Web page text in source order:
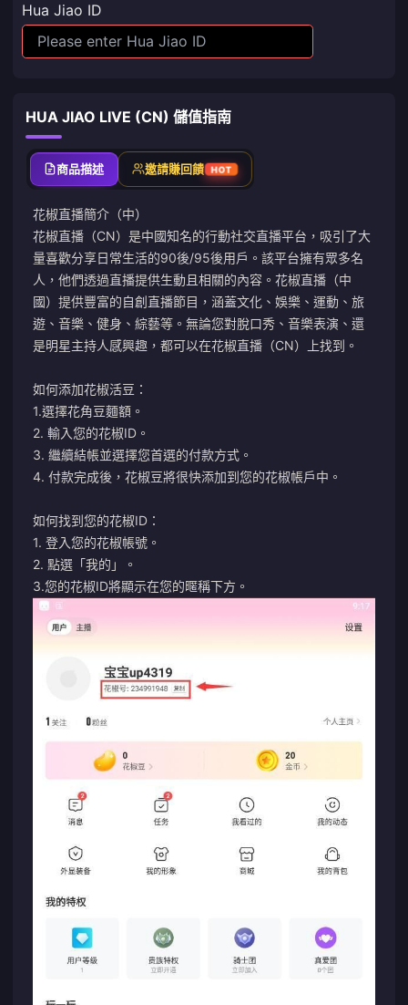
Hua Jiao ID
HUA JIAO LIVE (CN) 儲值指南
商品描述 邀請賺回饋 HOT
花椒直播簡介（中）
花椒直播（CN）是中國知名的行動社交直播平台，吸引了大
量喜歡分享日常生活的90後/95後用戶。該平台擁有眾多名
人，他們透過直播提供生動且相關的內容。花椒直播（中
國）提供豐富的自創直播節目，涵蓋文化、娛樂、運動、旅
遊、音樂、健身、綜藝等。無論您對脫口秀、音樂表演、還
是明星主持人感興趣，都可以在花椒直播（CN）上找到。
如何添加花椒活豆：
1.選擇花角豆麵額。
2. 輸入您的花椒ID。
3. 繼續結帳並選擇您首選的付款方式。
4. 付款完成後，花椒豆將很快添加到您的花椒帳戶中。
如何找到您的花椒ID：
1. 登入您的花椒帳號。
2. 點選「我的」。
3.您的花椒ID將顯示在您的暱稱下方。